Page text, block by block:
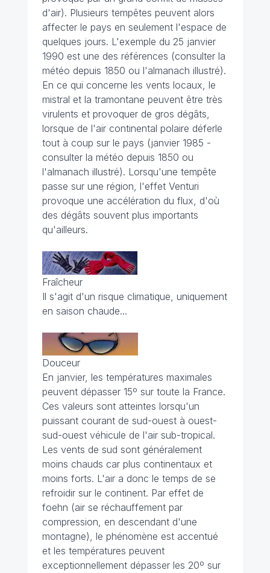
d'air). Plusieurs tempêtes peuvent alors
affecter le pays en seulement l'espace de
quelques jours. L'exemple du 25 janvier
1990 est une des références (consulter la
météo depuis 1850 ou l'almanach illustré).
En ce qui concerne les vents locaux, le
mistral et la tramontane peuvent être très
virulents et provoquer de gros dégâts,
lorsque de l'air continental polaire déferle
tout à coup sur le pays (janvier 1985 -
consulter la météo depuis 1850 ou
l'almanach illustré). Lorsqu'une tempête
passe sur une région, l'effet Venturi
provoque une accélération du flux, d'où
des dégâts souvent plus importants
qu'ailleurs.
Fraîcheur
Il s'agit d'un risque climatique, uniquement
en saison chaude...
Douceur
En janvier, les températures maximales
peuvent dépasser 15º sur toute la France.
Ces valeurs sont atteintes lorsqu'un
puissant courant de sud-ouest à ouest-
sud-ouest véhicule de l'air sub-tropical.
Les vents de sud sont généralement
moins chauds car plus continentaux et
moins forts. L'air a donc le temps de se
refroidir sur le continent. Par effet de
foehn (air se réchauffement par
compression, en descendant d'une
montagne), le phénomène est accentué
et les températures peuvent
exceptionnellement dépasser les 20º sur